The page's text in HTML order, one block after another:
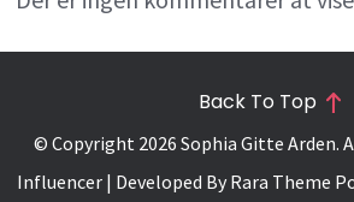
© Copyright 2026 Sophia Gitte Arden.
Influencer | Developed By Rara Theme
Back To Top